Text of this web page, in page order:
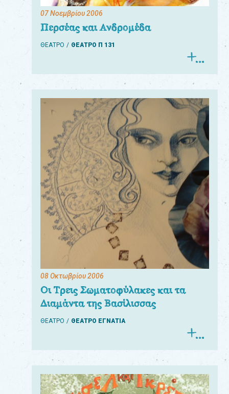
07 Νοεμβρίου 2006
Περσέας και Ανδρομέδα
ΘΕΑΤΡΟ ΘΕΑΤΡΟ Π 131
08 Οκτωβρίου 2006
Οι Τρεις Σωματοφύλακες και τα
Διαμάντα της Βασίλισσας
ΘΕΑΤΡΟ ΘΕΑΤΡΟ ΕΓΝΑΤΙΑ